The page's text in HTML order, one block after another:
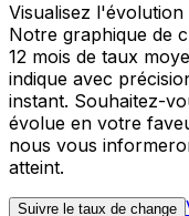
Visualisez
Notre graphique de
12 mois de taux
indique avec
instant. Souhaitez-
évolue en votre
nous vous
atteint.
Suivre le taux de change